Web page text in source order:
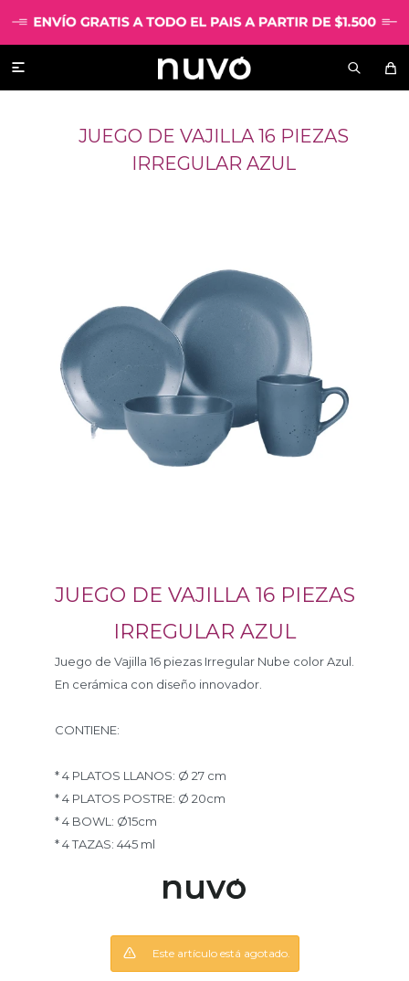

JUEGO DE VAJILLA 16 PIEZAS
IRREGULAR AZUL
JUEGO DE VAJILLA 16 PIEZAS
IRREGULAR AZUL
Juego de Vajilla 16 piezas Irregular Nube color Azul.
En cerámica con diseño innovador.
CONTIENE:
* 4 PLATOS LLANOS: Ø 27 cm
* 4 PLATOS POSTRE: Ø 20cm
* 4 BOWL: Ø15cm
* 4 TAZAS: 445 ml
Este artículo está agotado.